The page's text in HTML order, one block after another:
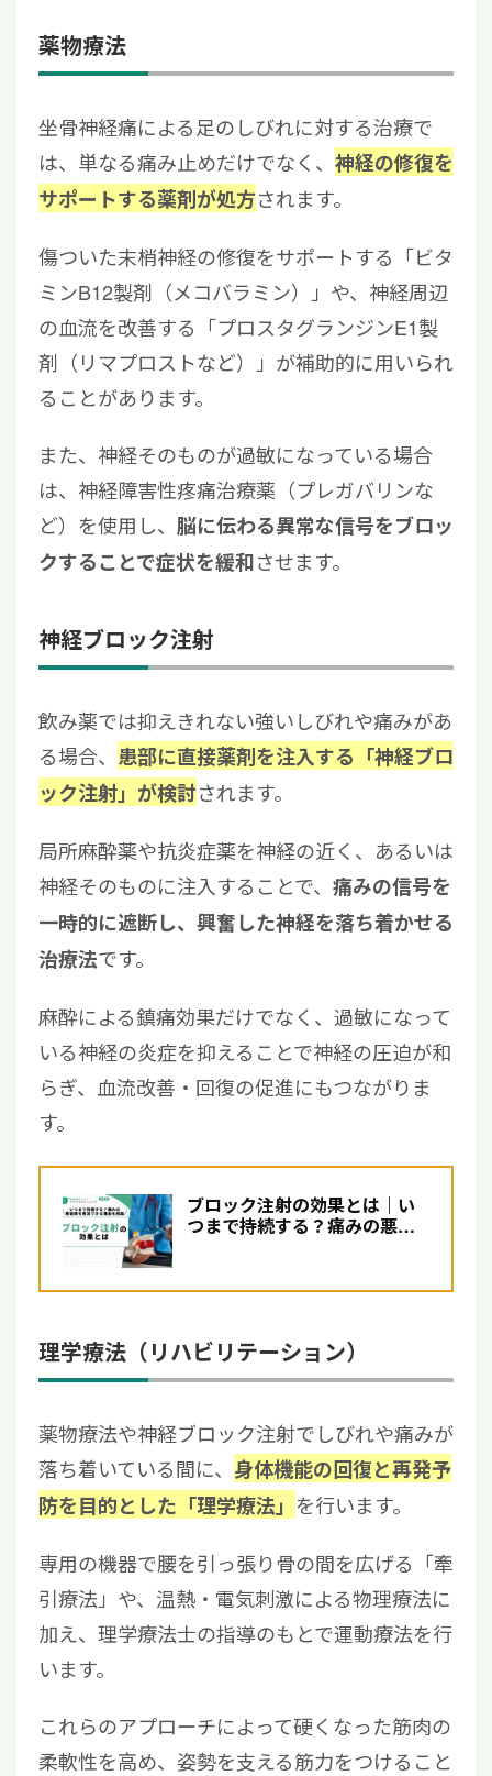
薬物療法
坐骨神経痛による足のしびれに対する治療で
は、単なる痛み止めだけでなく、 神経の修復を
サポートする薬剤が処方されます。
傷ついた末梢神経の修復をサポートする「ビタ
ミンB12製剤（メコバラミン）」や、神経周辺
の血流を改善する「プロスタグランジンE1製
剤（リマプロストなど）」が補助的に用いられ
ることがあります。
また、神経そのものが過敏になっている場合
は、神経障害性疼痛治療薬（プレガバリンな
ど）を使用し、 脳に伝わる異常な信号をブロッ
クすることで症状を緩和させます。
神経ブロック注射
飲み薬では抑えきれない強いしびれや痛みがあ
る場合、 患部に直接薬剤を注入する「神経ブロ
ック注射」が検討されます。
局所麻酔薬や抗炎症薬を神経の近く、あるいは
神経そのものに注入することで、 痛みの信号を
一時的に遮断し、興奮した神経を落ち着かせる
治療法です。
麻酔による鎮痛効果だけでなく、過敏になって
いる神経の炎症を抑えることで神経の圧迫が和
らぎ、血流改善・回復の促進にもつながりま
す。
ブロック注射の効果とは｜い
つまで持続する？痛みの悪循
理学療法（リハビリテーション）
薬物療法や神経ブロック注射でしびれや痛みが
落ち着いている間に、 身体機能の回復と再発予
防を目的とした「理学療法」 を行います。
専用の機器で腰を引っ張り骨の間を広げる「牽
引療法」や、温熱・電気刺激による物理療法に
加え、理学療法士の指導のもとで運動療法を行
います。
これらのアプローチによって硬くなった筋肉の
柔軟性を高め、姿勢を支える筋力をつけること